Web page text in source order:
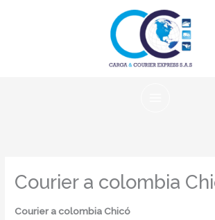
Courier a colombia
Courier a colombia Chicó